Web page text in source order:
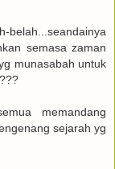
semasa zaman
munasabah untuk
memandang
sejarah yg